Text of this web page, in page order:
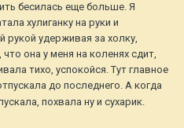
бесилась еще больше. Я
хулиганку на руки и
рукой удерживая за холку,
она у меня на коленях сдит,
тихо, успокойся. Тут главное
до последнего. А когда
похвала ну и сухарик.